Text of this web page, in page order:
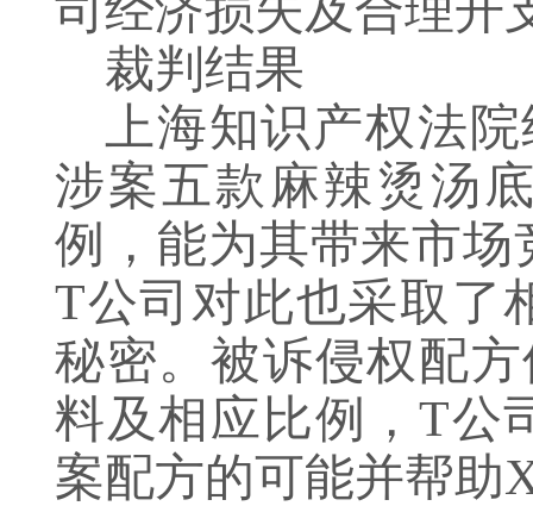
裁判结果
上海知识产权法
涉案五款麻辣烫汤
例，能为其带来市
T公司对此也采取了
秘密。被诉侵权配
料及相应比例，T公
案配方的可能并帮助